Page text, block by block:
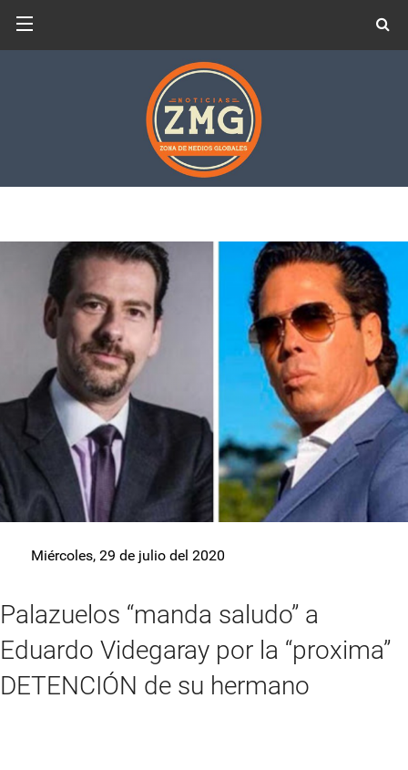
Miércoles, 29 de julio del 2020
Palazuelos “manda saludo” a
Eduardo Videgaray por la “proxima”
DETENCIÓN de su hermano